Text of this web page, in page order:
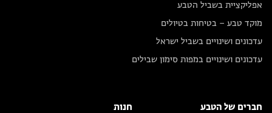
אפליקציית בשביל הטבע
מוקד טבע – בטיחות בטיולים
עדכונים ושינויים בשביל ישראל
עדכונים ושינויים במפות סימון שבילים
חברים של הטבע חנות